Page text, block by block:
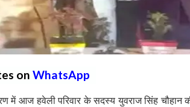
on WhatsApp
में आज हवेली परिवार के सदस्य युवराज सिंह चौहान